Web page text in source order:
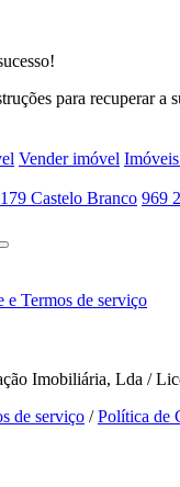
para recuperar a
Vender imóvel
Castelo Branco 969
e Termos de serviço
Imobiliária, Lda /
de serviço /Política de